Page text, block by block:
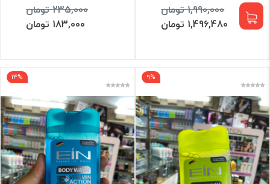
قیمت: تومان
1,990,000 تومان
1,496,480 تومان
235,000 تومان
183,000 تومان
9%
13%